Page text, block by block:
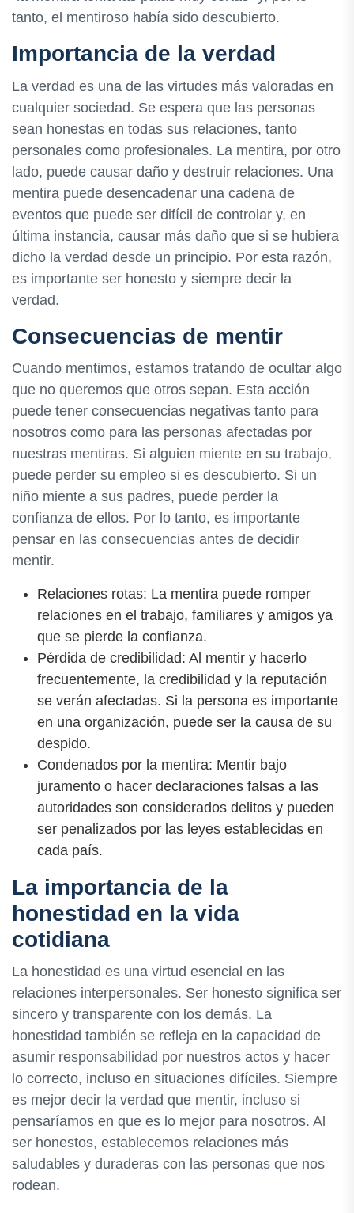
tanto, el mentiroso había sido descubierto.
Importancia de la verdad
La verdad es una de las virtudes más valoradas en
cualquier sociedad. Se espera que las personas
sean honestas en todas sus relaciones, tanto
personales como profesionales. La mentira, por otro
lado, puede causar daño y destruir relaciones. Una
mentira puede desencadenar una cadena de
eventos que puede ser difícil de controlar y, en
última instancia, causar más daño que si se hubiera
dicho la verdad desde un principio. Por esta razón,
es importante ser honesto y siempre decir la
verdad.
Consecuencias de mentir
Cuando mentimos, estamos tratando de ocultar algo
que no queremos que otros sepan. Esta acción
puede tener consecuencias negativas tanto para
nosotros como para las personas afectadas por
nuestras mentiras. Si alguien miente en su trabajo,
puede perder su empleo si es descubierto. Si un
niño miente a sus padres, puede perder la
confianza de ellos. Por lo tanto, es importante
pensar en las consecuencias antes de decidir
mentir.
Relaciones rotas: La mentira puede romper
relaciones en el trabajo, familiares y amigos ya
que se pierde la confianza.
Pérdida de credibilidad: Al mentir y hacerlo
frecuentemente, la credibilidad y la reputación
se verán afectadas. Si la persona es importante
en una organización, puede ser la causa de su
despido.
Condenados por la mentira: Mentir bajo
juramento o hacer declaraciones falsas a las
autoridades son considerados delitos y pueden
ser penalizados por las leyes establecidas en
cada país.
La importancia de la
honestidad en la vida
cotidiana
La honestidad es una virtud esencial en las
relaciones interpersonales. Ser honesto significa ser
sincero y transparente con los demás. La
honestidad también se refleja en la capacidad de
asumir responsabilidad por nuestros actos y hacer
lo correcto, incluso en situaciones difíciles. Siempre
es mejor decir la verdad que mentir, incluso si
pensaríamos en que es lo mejor para nosotros. Al
ser honestos, establecemos relaciones más
saludables y duraderas con las personas que nos
rodean.